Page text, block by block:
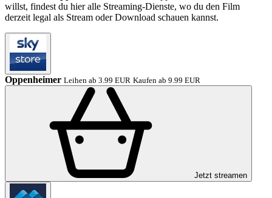
willst, findest du hier alle Streaming-Dienste, wo du den Film
derzeit legal als Stream oder Download schauen kannst.
Oppenheimer Leihen ab 3.99 EUR Kaufen ab 9.99 EUR
Jetzt streamen